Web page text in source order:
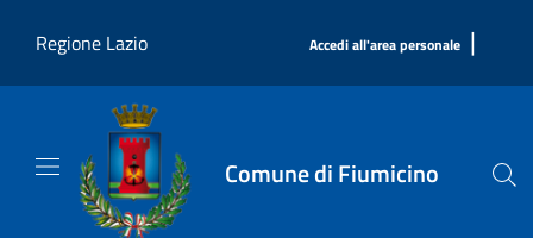
Regione Lazio
Accedi all'area personale |
Comune di Fiumicino